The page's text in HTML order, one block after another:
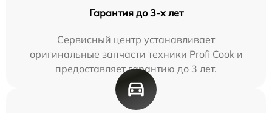
Гарантия до 3-х лет
Сервисный центр устанавливает
оригинальные запчасти техники Profi Cook и
предоставляет гарантию до 3 лет.